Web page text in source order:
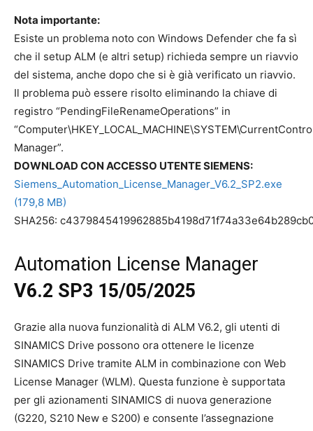
Nota importante:
Esiste un problema noto con Windows Defender che fa sì
che il setup ALM (e altri setup) richieda sempre un riavvio
del sistema, anche dopo che si è già verificato un riavvio.
Il problema può essere risolto eliminando la chiave di
registro “PendingFileRenameOperations” in
Manager”.
DOWNLOAD CON ACCESSO UTENTE SIEMENS:
Siemens_Automation_License_Manager_V6.2_SP2.exe
(179,8 MB)
SHA256:
Automation License Manager
V6.2 SP3 15/05/2025
Grazie alla nuova funzionalità di ALM V6.2, gli utenti di
SINAMICS Drive possono ora ottenere le licenze
SINAMICS Drive tramite ALM in combinazione con Web
License Manager (WLM). Questa funzione è supportata
per gli azionamenti SINAMICS di nuova generazione
(G220, S210 New e S200) e consente l’assegnazione